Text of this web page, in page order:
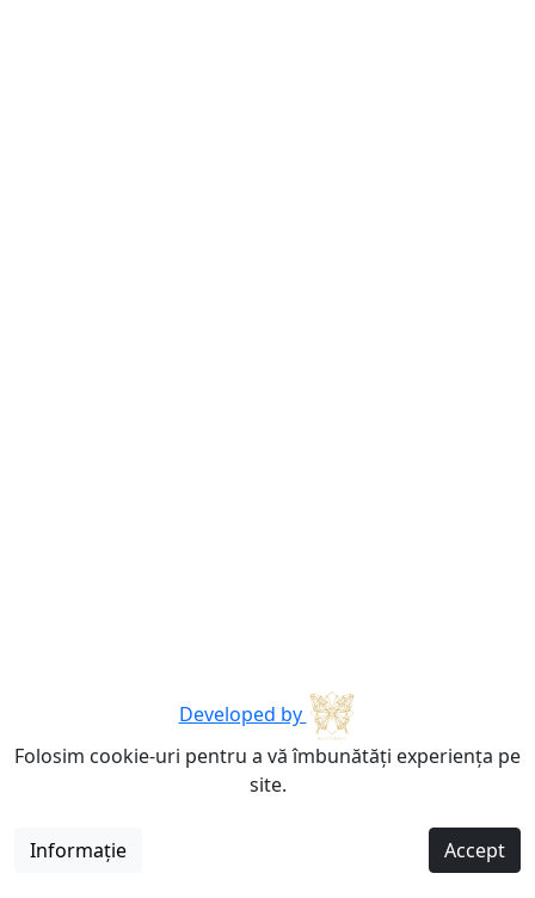
Developed by
Folosim cookie-uri pentru a vă îmbunătăți experiența pe
site.
Informație Accept